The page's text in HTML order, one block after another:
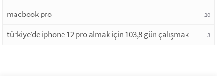
macbook pro 20
türkiye’de iphone 12 pro almak için 103,8 gün çalışmak 3